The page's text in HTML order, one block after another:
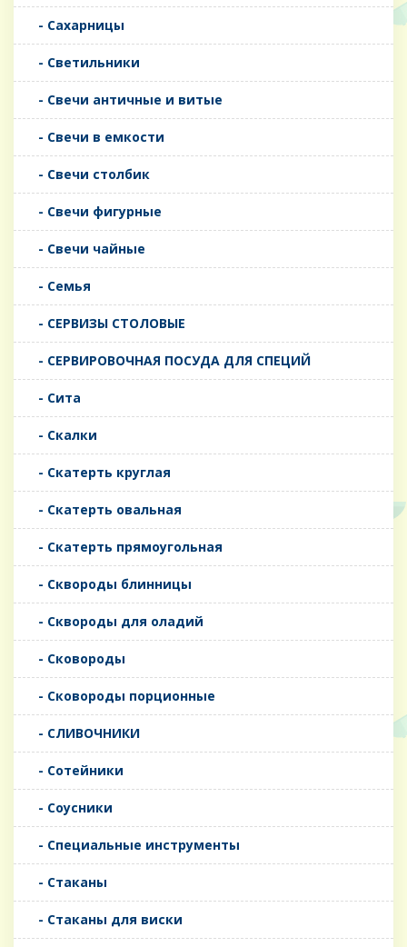
- Сахарницы
- Светильники
- Свечи античные и витые
- Свечи в емкости
- Свечи столбик
- Свечи фигурные
- Свечи чайные
- Семья
- СЕРВИЗЫ СТОЛОВЫЕ
- СЕРВИРОВОЧНАЯ ПОСУДА ДЛЯ СПЕЦИЙ
- Сита
- Скалки
- Скатерть круглая
- Скатерть овальная
- Скатерть прямоугольная
- Сквороды блинницы
- Сквороды для оладий
- Сковороды
- Сковороды порционные
- СЛИВОЧНИКИ
- Сотейники
- Соусники
- Специальные инструменты
- Стаканы
- Стаканы для виски